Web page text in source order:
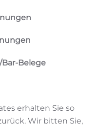
Bar-Belege
erhalten Sie so
Wir bitten Sie,